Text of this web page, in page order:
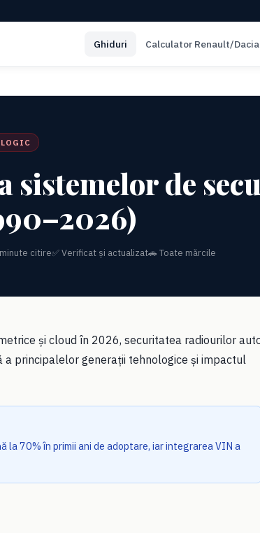
Ghiduri Calculator Renault/Dacia
sistemelor de
citire✅ Verificat și actualizat🚗 Toate mărcile
și cloud în 2026, securitatea radiourilor
principalelor generații tehnologice și impactul
la 70% în primii ani de adoptare, iar integrarea VIN a